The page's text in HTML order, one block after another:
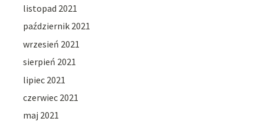
listopad 2021
październik 2021
wrzesień 2021
sierpień 2021
lipiec 2021
czerwiec 2021
maj 2021